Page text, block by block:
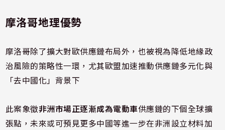
摩洛哥地理優勢
摩洛哥除了擴大對歐供應鏈布局外，也被視為降低地緣政
治風險的策略性一環，尤其歐盟加速推動供應鏈多元化與
「去中國化」背景下
此案象徵非洲市場正逐漸成為電動車供應鏈的下個全球擴
張點，未來或可預見更多中國等進一步在非洲設立材料加